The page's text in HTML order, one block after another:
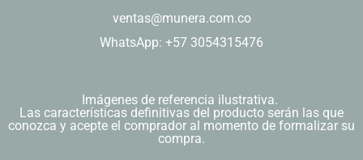
ventas@munera.com.co
WhatsApp: +57 3054315476
Imágenes de referencia ilustrativa.
Las características definitivas del producto serán las que
conozca y acepte el comprador al momento de formalizar su
compra.